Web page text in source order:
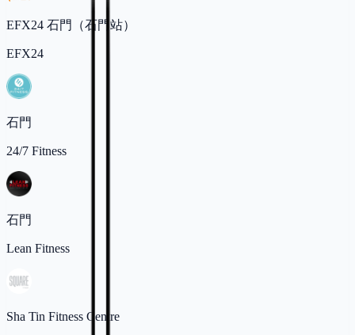
EFX24 石門（石門站）
EFX24
石門
24/7 Fitness
石門
Lean Fitness
Sha Tin Fitness Centre